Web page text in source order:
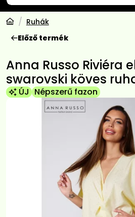
Ruhák
Előző termék
Anna Russo Riviéra
swarovski köves
ÚJ Népszerű fazon